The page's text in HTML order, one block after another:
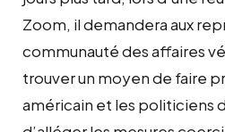
Zoom, il demandera aux
communauté des affaires
trouver un moyen de faire
américain et les politiciens